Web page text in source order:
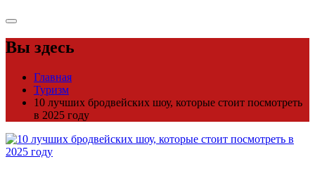
Вы здесь
Главная
Туризм
10 лучших бродвейских шоу, которые стоит посмотреть
в 2025 году